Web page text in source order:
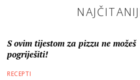
S ovim tijestom za pizzu ne možeš
pogriješiti!
RECEPTI